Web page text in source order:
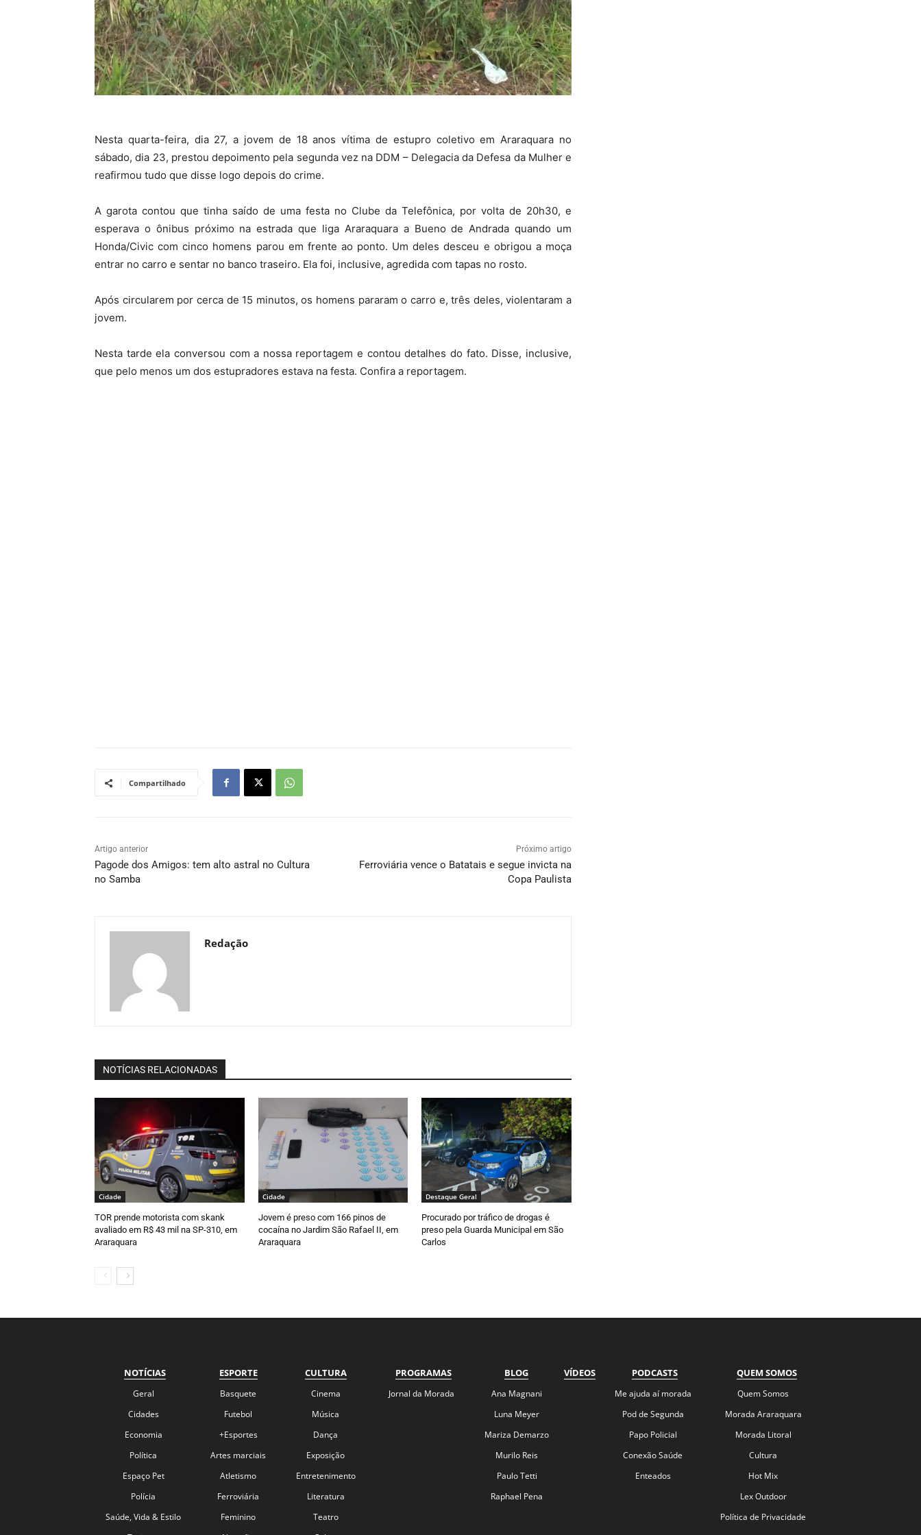
Nesta quarta-feira, dia 27, a jovem de 18 anos vítima de estupro coletivo em Araraquara no
sábado, dia 23, prestou depoimento pela segunda vez na DDM – Delegacia da Defesa da Mulher e
reafirmou tudo que disse logo depois do crime.
A garota contou que tinha saído de uma festa no Clube da Telefônica, por volta de 20h30, e
esperava o ônibus próximo na estrada que liga Araraquara a Bueno de Andrada quando um
Honda/Civic com cinco homens parou em frente ao ponto. Um deles desceu e obrigou a moça
entrar no carro e sentar no banco traseiro. Ela foi, inclusive, agredida com tapas no rosto.
Após circularem por cerca de 15 minutos, os homens pararam o carro e, três deles, violentaram a
jovem.
Nesta tarde ela conversou com a nossa reportagem e contou detalhes do fato. Disse, inclusive,
que pelo menos um dos estupradores estava na festa. Confira a reportagem.
Compartilhado
Artigo anterior
Pagode dos Amigos: tem alto astral no Cultura
no Samba
Próximo artigo
Ferroviária vence o Batatais e segue invicta na
Copa Paulista
Redação
NOTÍCIAS RELACIONADAS
Cidade
TOR prende motorista com skank
avaliado em R$ 43 mil na SP-310, em
Araraquara
Cidade
Jovem é preso com 166 pinos de
cocaína no Jardim São Rafael II, em
Araraquara
Destaque Geral
Procurado por tráfico de drogas é
preso pela Guarda Municipal em São
Carlos
NOTÍCIAS
Geral
Cidades
Economia
Política
Espaço Pet
Polícia
Saúde, Vida & Estilo
ESPORTE
Basquete
Futebol
+Esportes
Artes marciais
Atletismo
Ferroviária
Feminino
CULTURA
Cinema
Música
Dança
Exposição
Entretenimento
Literatura
Teatro
PROGRAMAS
Jornal da Morada
BLOG
Ana Magnani
Luna Meyer
Mariza Demarzo
Murilo Reis
Paulo Tetti
Raphael Pena
VÍDEOS PODCASTS
Me ajuda aí morada
Pod de Segunda
Papo Policial
Conexão Saúde
Enteados
QUEM SOMOS
Quem Somos
Morada Araraquara
Morada Litoral
Cultura
Hot Mix
Lex Outdoor
Política de Privacidade